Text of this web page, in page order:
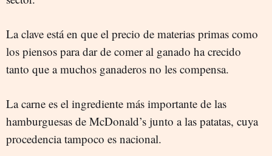
La clave está en que el precio de materias primas como
los piensos para dar de comer al ganado ha crecido
tanto que a muchos ganaderos no les compensa.
La carne es el ingrediente más importante de las
hamburguesas de McDonald’s junto a las patatas, cuya
procedencia tampoco es nacional.